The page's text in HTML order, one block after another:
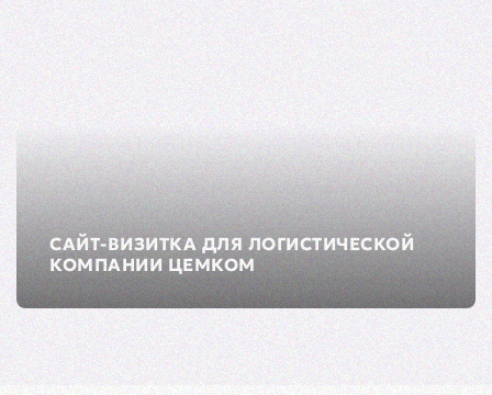
САЙТ-ВИЗИТКА ДЛЯ ЛОГИСТИЧЕСКОЙ
КОМПАНИИ ЦЕМКОМ